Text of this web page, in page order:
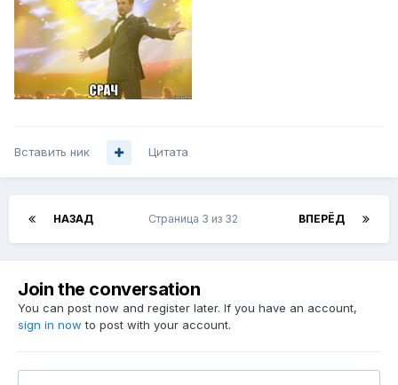
Вставить ник Цитата
НАЗАД ВПЕРЁД
Страница 3 из 32
Join the conversation
You can post now and register later. If you have an account,
sign in now to post with your account.